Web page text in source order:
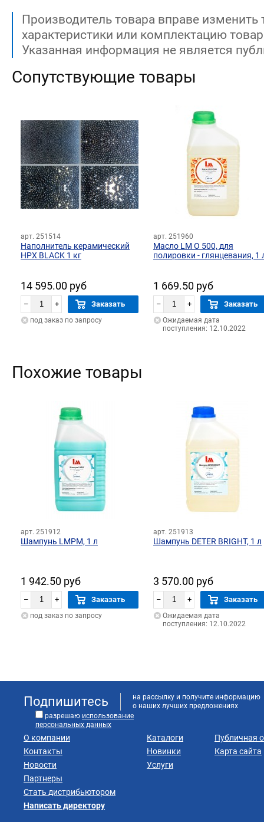
Производитель товара вправе изменить
характеристики или комплектацию
Указанная информация не является
Сопутствующие товары
арт. 251514
Наполнитель керамический
HPX BLACK 1 кг
14 595.00 руб
– + Заказать
под заказ по запросу
арт. 251960
Масло LM O 500, для
полировки - глянцевания, 1
1 669.50 руб
– + Заказать
Ожидаемая дата
поступления: 12.10.2022
Похожие товары
арт. 251912
Шампунь LMPM, 1 л
1 942.50 руб
– + Заказать
под заказ по запросу
арт. 251913
Шампунь DETER BRIGHT, 1 л
3 570.00 руб
– + Заказать
Ожидаемая дата
поступления: 12.10.2022
Подпишитесь
на рассылку и получите информацию
о наших лучших предложениях
разрешаю использование
персональных данных
О компании
Контакты
Новости
Партнеры
Стать дистрибьютором
Каталоги
Новинки
Услуги
Публичная
Карта сайта
Написать директору